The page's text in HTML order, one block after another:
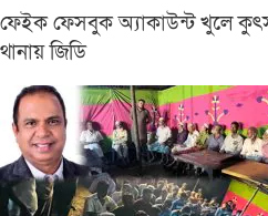
ফেইক ফেসবুক অ্যাকাউন্ট খুলে
থানায় জিডি